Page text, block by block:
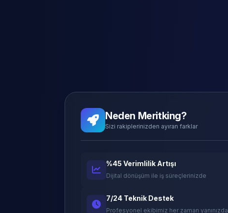
Neden Meritking?
Sizi rakiplerinizden ayıran farklar
%45 Verimlilik Artışı
Dijital dönüşüm ile iş süreçlerinizde
7/24 Teknik Destek
Profesyonel ekibimiz her zaman yanınızda